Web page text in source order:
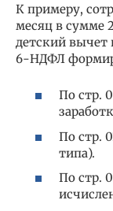
К примеру,
месяц в сумме
детский вычет
6-НДФЛ
По стр.
По стр.
типа).
По стр.